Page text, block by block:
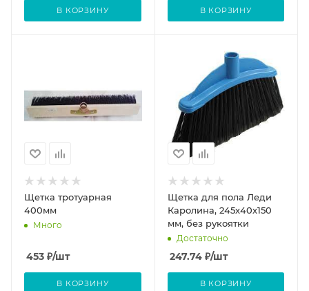
В КОРЗИНУ В КОРЗИНУ
Щетка тротуарная
400мм
Много
453 ₽/шт
В КОРЗИНУ
Щетка для пола Леди
Каролина, 245х40х150
мм, без рукоятки
Достаточно
247.74₽/шт
В КОРЗИНУ